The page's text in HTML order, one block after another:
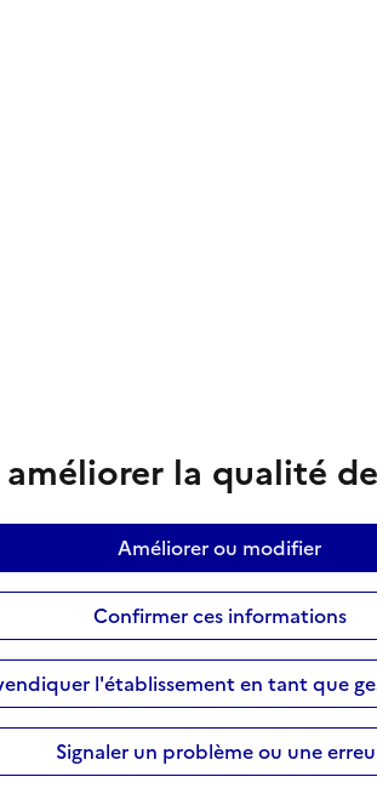
la qualité
Améliorer ou modifier
Confirmer ces informations
l'établissement en tant que
Signaler un problème ou une